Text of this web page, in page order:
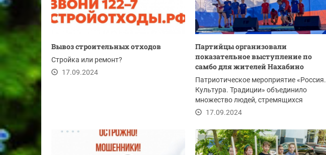
Вывоз строительных отходов
Стройка или ремонт?
17.09.2024
Партийцы организовали
показательное выступление по
самбо для жителей Нахабино
Патриотическое мероприятие «Россия.
Культура. Традиции» объединило
множество людей, стремящихся
сохранить и...
17.09.2024